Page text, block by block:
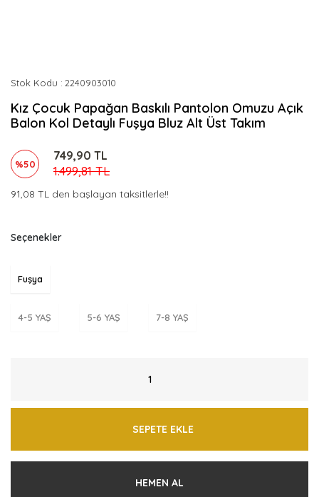
Stok Kodu 2240903010
Kız Çocuk Papağan Baskılı Pantolon Omuzu Açık
Balon Kol Detaylı Fuşya Bluz Alt Üst Takım
%50
749,90 TL
1.499,81 TL
91,08 TL den başlayan taksitlerle!!
Seçenekler
Fuşya
4-5 YAŞ 5-6 YAŞ 7-8 YAŞ
SEPETE EKLE
HEMEN AL